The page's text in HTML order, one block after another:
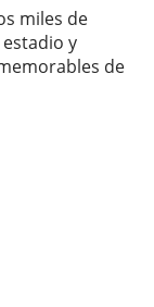
miles de
y
de